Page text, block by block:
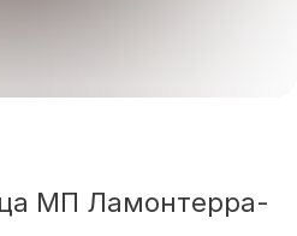
МП Ламонтерра-